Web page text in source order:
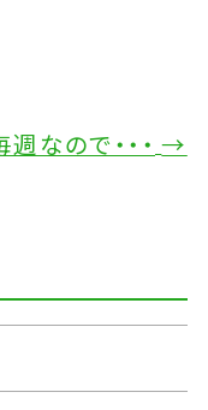
なので・・・ →